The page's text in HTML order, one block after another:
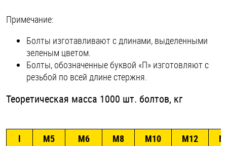
Примечание:
Болты изготавливают с длинами, выделенными
зеленым цветом.
Болты, обозначенные буквой «П» изготовляют с
резьбой по всей длине стержня.
Теоретическая масса 1000 шт. болтов, кг
l М5 М6 М8 М10 М12